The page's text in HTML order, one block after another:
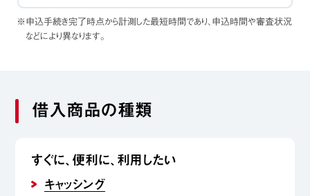
※申込手続き完了時点から計測した最短時間であり、申込時間や審査状況
などにより異なります。
借入商品の種類
すぐに、便利に、利用したい
キャッシング